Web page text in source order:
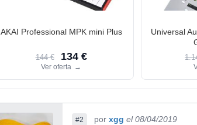
AKAI Professional MPK mini Plus
144 € 134 €
Ver oferta →
Universal
#2 por xgg el 08/04/2019